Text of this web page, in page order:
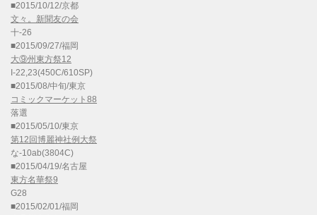
■2015/10/12/京都
文々。新聞友の会
十-26
■2015/09/27/福岡
大⑨州東方祭12
I-22,23(450C/610SP)
■2015/08/中旬/東京
コミックマーケット88
落選
■2015/05/10/東京
第12回博麗神社例大祭
な-10ab(3804C)
■2015/04/19/名古屋
東方名華祭9
G28
■2015/02/01/福岡